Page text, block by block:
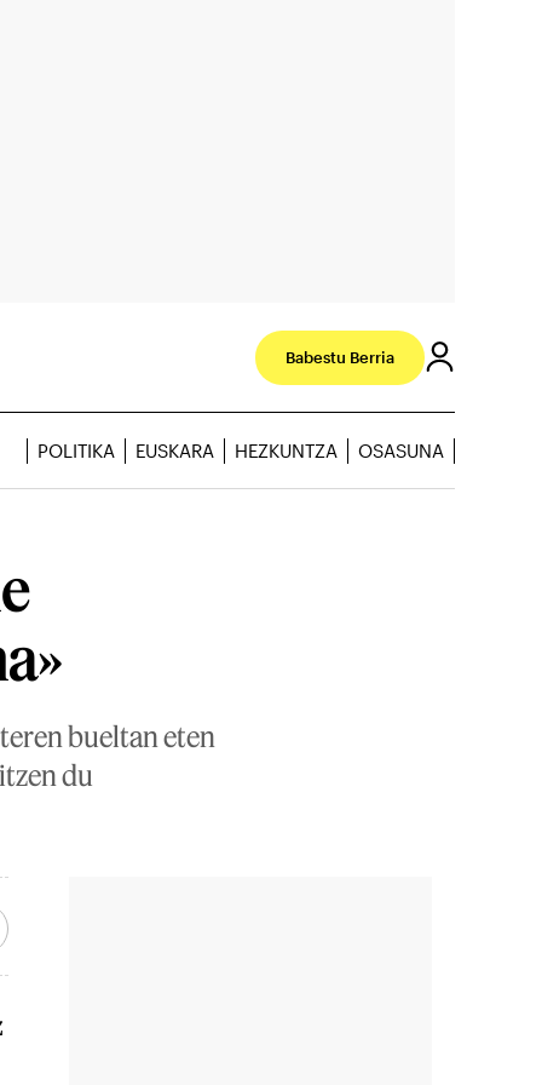
Babestu Berria
POLITIKA EUSKARA HEZKUNTZA OSASUNA
bueltan eten
du